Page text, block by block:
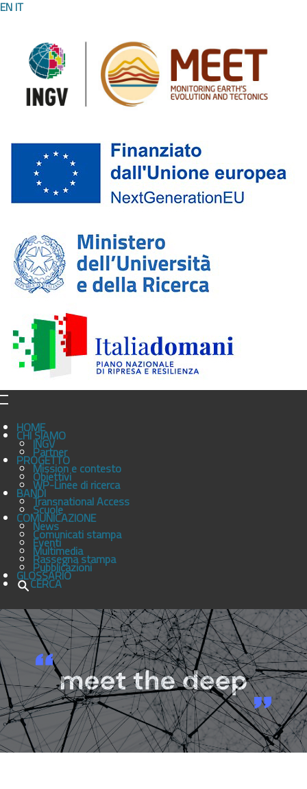
EN IT
HOME
CHI SIAMO
INGV
Partner
PROGETTO
Mission e contesto
Obiettivi
WP-Linee di ricerca
BANDITransnational Access
Scuole
COMUNICAZIONE
News
Comunicati stampa
Eventi
Multimedia
Rassegna stampa
Pubblicazioni
GLOSSARIO
CERCA